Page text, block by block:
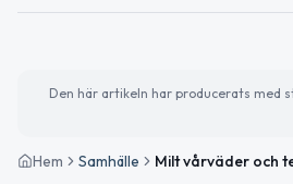
Den här artikeln har producerats med
Hem Samhälle